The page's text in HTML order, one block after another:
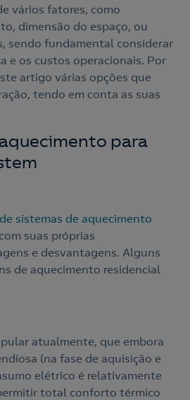
vários fatores, como
dimensão do espaço, ou
sendo fundamental considerar
e os custos operacionais. Por
artigo várias opções que
tendo em conta as suas
para
sistemas de aquecimento
suas próprias
e desvantagens. Alguns
de aquecimento residencial
atualmente, que embora
(na fase de aquisição e
elétrico é relativamente
total conforto térmico